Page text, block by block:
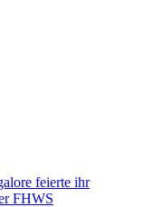
feierte ihr
FHWS